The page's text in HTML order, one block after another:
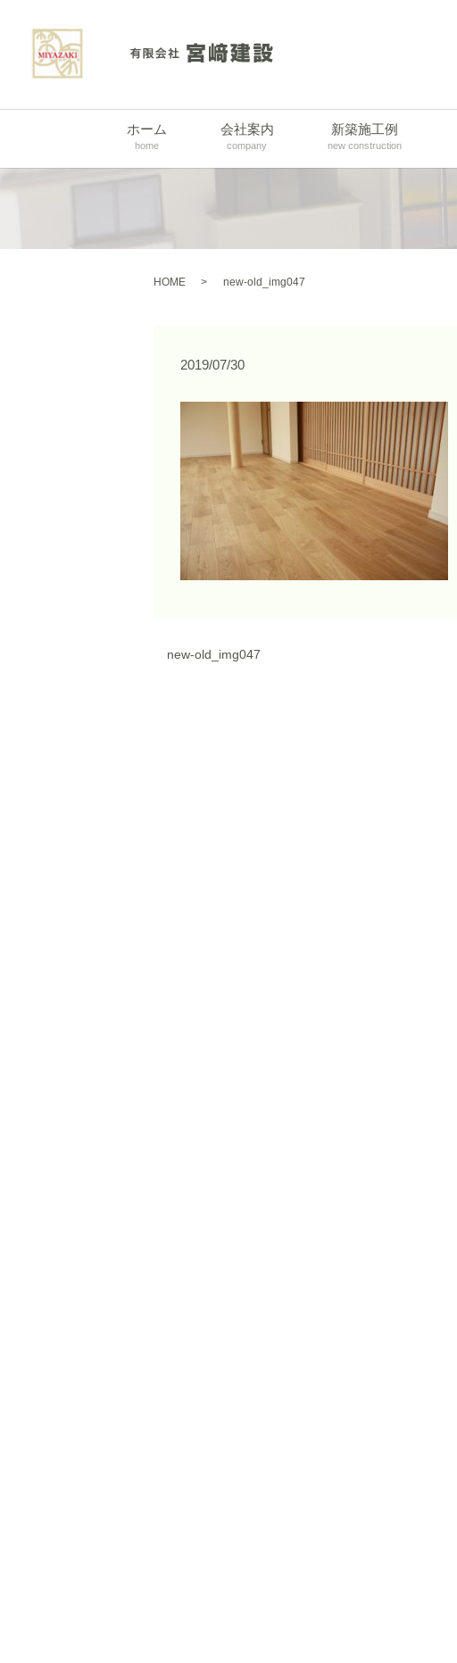
ホーム
home
会社案内
company
新築施工例
new construction
HOME new-old_img047
2019/07/30
new-old_img047